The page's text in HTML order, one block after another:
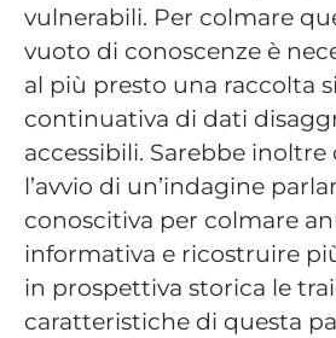
vulnerabili. Per colmare
vuoto di conoscenze è
al più presto una raccolta
continuativa di dati
accessibili. Sarebbe
l’avvio di un’indagine
conoscitiva per colmare
informativa e ricostruire
in prospettiva storica le
caratteristiche di questa